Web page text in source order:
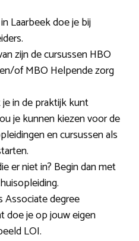
Laarbeek doe je bij
zijn de cursussen HBO
of MBO Helpende zorg
in de praktijk kunt
je kunnen kiezen voor de
en cursussen als
er niet in? Begin dan met
Associate degree
doe je op jouw eigen
LOI.